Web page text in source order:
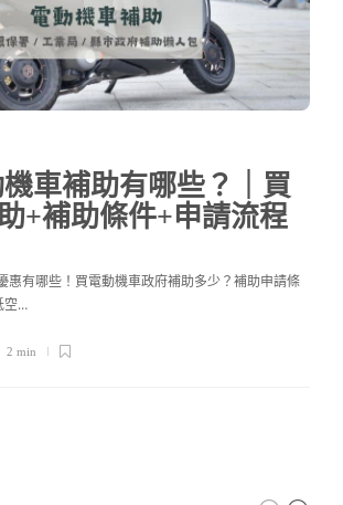
機車補助有哪些？｜買
+補助條件+申請流程
惠有哪些！買電動機車政府補助多少？補助申請條
空…
2 min